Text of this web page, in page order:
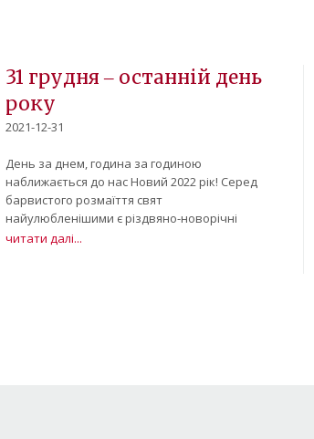
31 грудня ‒ останній день
року
2021-12-31
День за днем, година за годиною
наближається до нас Новий 2022 рік! Серед
барвистого розмаїття свят
найулюбленішими є різдвяно-новорічні
читати далі...